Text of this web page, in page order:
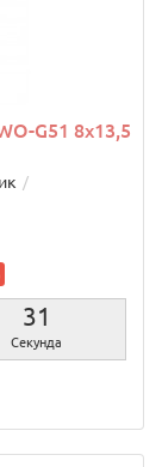
G51 8х13,5
30
Секунд